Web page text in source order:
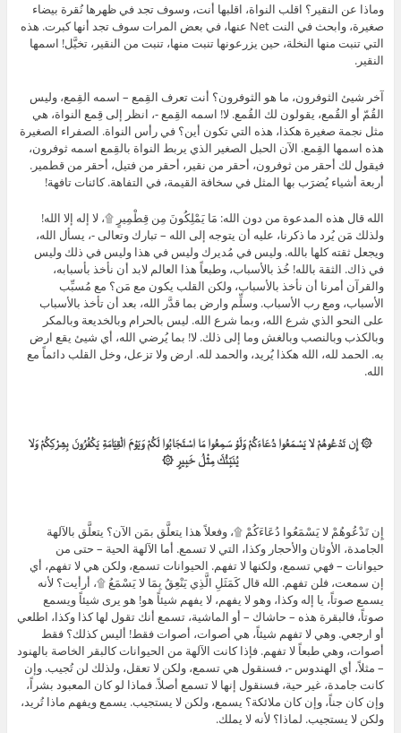
وماذا عن النقير؟ اقلب النواة، اقلبها أنت، وسوف تجد في ظهرها نُقرة بيضاء
صغيرة، وابحث في النت Net عنها، في بعض المرات سوف تجد أنها كبرت. هذه
التي تنبت منها النخلة، حين يزرعونها تنبت منها، تنبت من النقير، تخيَّل! اسمها
النقير.
آخر شيئ الثوفرون، ما هو الثوفرون؟ أنت تعرف القِمع – اسمه القِمع، وليس
القُمّ أو القُمع، يقولون لك القُمع. لا! اسمه القِمع -، انظر إلى قِمع النواة، هي
مثل نجمة صغيرة هكذا، هذه التي تكون أين؟ في رأس النواة. الصفراء الصغيرة
هذه اسمها القِمع. الآن الحبل الصغير الذي يربط النواة بالقِمع اسمه ثوفرون،
فيقول لك أحقر من ثوفرون، أحقر من نقير، أحقر من فتيل، أحقر من قطمير.
أربعة أشياء يُضرَب بها المثل في سخافة القيمة، في التفاهة. كائنات تافهة!
الله قال هذه المدعوة من دون الله: مَا يَمْلِكُونَ مِن قِطْمِيرٍ ۩، لا إله إلا الله!
ولذلك مَن يُرد ما ذكرنا، عليه أن يتوجه إلى الله – تبارك وتعالى -، يسأل الله،
ويجعل ثقته كلها بالله. وليس في مُديرك وليس في هذا وليس في ذلك وليس
في ذاك. الثقة بالله! خُذ بالأسباب، وطبعاً هذا العالم لابد أن نأخذ بأسبابه،
والقرآن أمرنا أن نأخذ بالأسباب، ولكن القلب يكون مع مَن؟ مع مُسبِّب
الأسباب، ومع رب الأسباب. وسلِّم وارض بما قدَّر الله، بعد أن تأخذ بالأسباب
على النحو الذي شرع الله، وبما شرع الله. ليس بالحرام وبالخديعة وبالمكر
وبالكذب وبالنصب وبالغش وما إلى ذلك. لا! بما يُرضي الله، أي شيئ يقع ارض
به. الحمد لله، الله هكذا يُريد، والحمد لله. ارض ولا تزعل، وخل القلب دائماً مع
الله.
۞ إِن تَدْعُوهُمْ لا يَسْمَعُوا دُعَاءَكُمْ وَلَوْ سَمِعُوا مَا اسْتَجَابُوا لَكُمْ وَيَوْمَ الْقِيَامَةِ يَكْفُرُونَ بِشِرْكِكُمْ وَلا
يُنَبِّئُكَ مِثْلُ خَبِيرٍ ۞
إِن تَدْعُوهُمْ لا يَسْمَعُوا دُعَاءَكُمْ ۩، وفعلاً هذا يتعلَّق بمَن الآن؟ يتعلَّق بالآلهة
الجامدة، الأوثان والأحجار وكذا، التي لا تسمع. أما الآلهة الحية – حتى من
حيوانات – فهي تسمع، ولكنها لا تفهم. الحيوانات تسمع، ولكن هي لا تفهم، أي
إن سمعت، فلن تفهم. الله قال كَمَثَلِ الَّذِي يَنْعِقُ بِمَا لا يَسْمَعُ ۩، أرأيت؟ لأنه
يسمع صوتاً، يا إله وكذا، وهو لا يفهم، لا يفهم شيئاً هو! هو يرى شيئاً ويسمع
صوتاً، فالبقرة هذه – حاشاك – أو الماشية، تسمع أنك تقول لها كذا وكذا، اطلعي
أو ارجعي. وهي لا تفهم شيئاً، هي أصوات، أصوات فقط! أليس كذلك؟ فقط
أصوات، وهي طبعاً لا تفهم. فإذا كانت الآلهة من الحيوانات كالبقر الخاصة بالهنود
– مثلاً، أي الهندوس -، فسنقول هي تسمع، ولكن لا تعقل، ولذلك لن تُجيب. وإن
كانت جامدة، غير حية، فسنقول إنها لا تسمع أصلاً. فماذا لو كان المعبود بشراً،
وإن كان جناً، وإن كان ملائكة؟ يسمع، ولكن لا يستجيب. يسمع ويفهم ماذا تُريد،
ولكن لا يستجيب. لماذا؟ لأنه لا يملك.